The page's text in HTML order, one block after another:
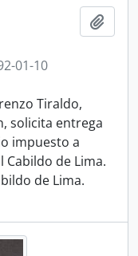
01-10
Tiraldo,
solicita entrega
impuesto a
de Lima.
de Lima.